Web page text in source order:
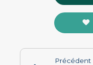
Précédent